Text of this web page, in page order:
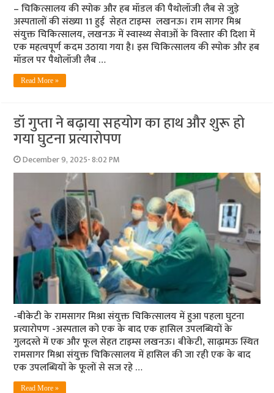
– चिकित्सालय की स्पोक और हब मॉडल की पैथोलॉजी लैब से जुड़े
अस्पतालों की संख्या 11 हुई सेहत टाइम्स लखनऊ। राम सागर मिश्र
संयुक्त चिकित्सालय, लखनऊ में स्वास्थ्य सेवाओं के विस्तार की दिशा में
एक महत्वपूर्ण कदम उठाया गया है। इस चिकित्सालय की स्पोक और हब
मॉडल पर पैथोलॉजी लैब …
Read More »
डॉ गुप्ता ने बढ़ाया सहयोग का हाथ और शुरू हो
गया घुटना प्रत्यारोपण
December 9, 2025- 8:02 PM
-बीकेटी के रामसागर मिश्रा संयुक्त चिकित्सालय में हुआ पहला घुटना
प्रत्यारोपण -अस्पताल को एक के बाद एक हासिल उपलब्धियों के
गुलदस्ते में एक और फूल सेहत टाइम्स लखनऊ। बीकेटी, साढ़ामऊ स्थित
रामसागर मिश्रा संयुक्त चिकित्सालय में हासिल की जा रही एक के बाद
एक उपलब्धियों के फूलों से सज रहे …
Read More »